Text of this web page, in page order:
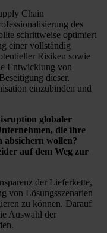
Chain
des
schrittweise optimiert
einer vollständig
Risiken sowie
Entwicklung von
dieser.
einzubinden und
globaler
die ihre
absichern wollen?
auf dem Weg zur
der Lieferkette,
von Lösungsszenarien
zu können. Darauf
Auswahl der